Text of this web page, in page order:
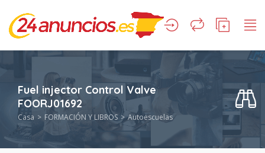
Fuel injector Control Valve
FOORJ01692
Casa FORMACIÓN Y LIBROS Autoescuelas